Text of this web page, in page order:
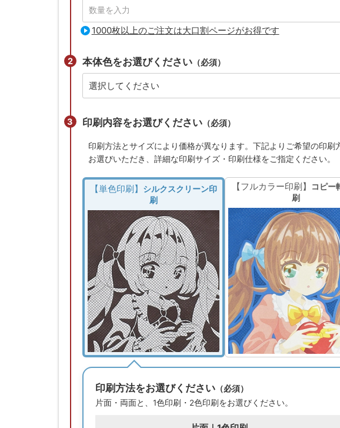
1000枚以上のご注文は大口割ページがお得です
本体色をお選びください（必須）
印刷内容をお選びください（必須）
印刷方法とサイズにより価格が異なります。下記よりご希望の印刷
お選びいただき、詳細な印刷サイズ・印刷仕様をご指定ください。
【単色印刷】
シルクスクリーン印
刷
【フルカラー印刷】
コピー
刷
印刷方法をお選びください（必須）
片面・両面と、1色印刷・2色印刷をお選びください。